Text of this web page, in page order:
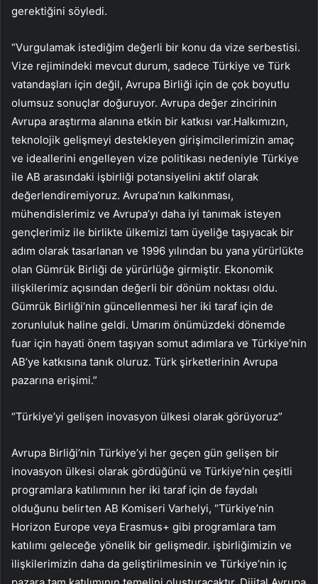
gerektiğini söyledi.
“Vurgulamak istediğim değerli bir konu da vize serbestisi.
Vize rejimindeki mevcut durum, sadece Türkiye ve Türk
vatandaşları için değil, Avrupa Birliği için de çok boyutlu
olumsuz sonuçlar doğuruyor. Avrupa değer zincirinin
Avrupa araştırma alanına etkin bir katkısı var.Halkımızın,
teknolojik gelişmeyi destekleyen girişimcilerimizin amaç
ve ideallerini engelleyen vize politikası nedeniyle Türkiye
ile AB arasındaki işbirliği potansiyelini aktif olarak
değerlendiremiyoruz. Avrupa’nın kalkınması,
mühendislerimiz ve Avrupa’yı daha iyi tanımak isteyen
gençlerimiz ile birlikte ülkemizi tam üyeliğe taşıyacak bir
adım olarak tasarlanan ve 1996 yılından bu yana yürürlükte
olan Gümrük Birliği de yürürlüğe girmiştir. Ekonomik
ilişkilerimiz açısından değerli bir dönüm noktası oldu.
Gümrük Birliği’nin güncellenmesi her iki taraf için de
zorunluluk haline geldi. Umarım önümüzdeki dönemde
fuar için hayati önem taşıyan somut adımlara ve Türkiye’nin
AB’ye katkısına tanık oluruz. Türk şirketlerinin Avrupa
pazarına erişimi.”
“Türkiye’yi gelişen inovasyon ülkesi olarak görüyoruz”
Avrupa Birliği’nin Türkiye’yi her geçen gün gelişen bir
inovasyon ülkesi olarak gördüğünü ve Türkiye’nin çeşitli
programlara katılımının her iki taraf için de faydalı
olduğunu belirten AB Komiseri Varhelyi, “Türkiye’nin
Horizon Europe veya Erasmus+ gibi programlara tam
katılımı geleceğe yönelik bir gelişmedir. işbirliğimizin ve
ilişkilerimizin daha da geliştirilmesinin ve Türkiye’nin iç